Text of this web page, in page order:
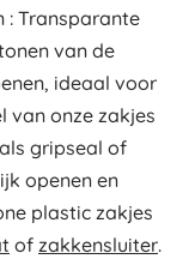
: Transparante
van de
ideaal voor
van onze zakjes
gripseal of
openen en
plastic zakjes
of zakkensluiter.